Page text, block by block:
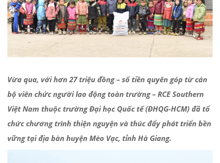
Vừa qua, với hơn 27 triệu đồng – số tiền quyên góp từ cán
bộ viên chức người lao động toàn trường – RCE Southern
Việt Nam thuộc trường Đại học Quốc tế (ĐHQG-HCM) đã tổ
chức chương trình thiện nguyện và thúc đẩy phát triển bền
vững tại địa bàn huyện Mèo Vạc, tỉnh Hà Giang.